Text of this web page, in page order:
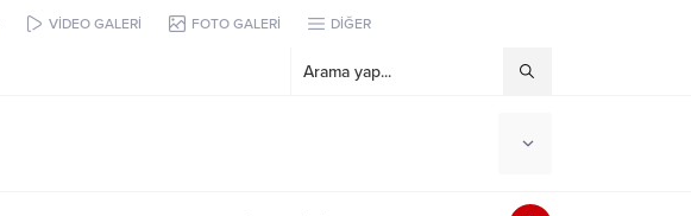
VİDEO GALERİ FOTO GALERİ DİĞER